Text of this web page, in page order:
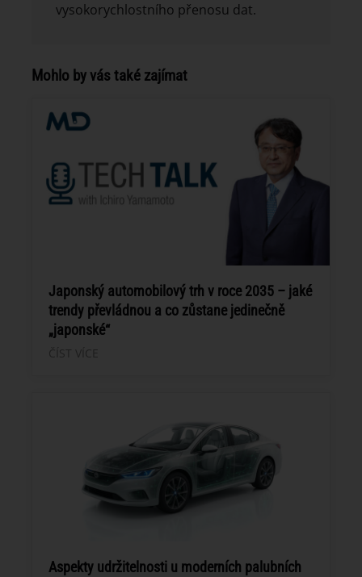
vysokorychlostního přenosu dat.
Mohlo by vás také zajímat
Japonský automobilový trh v roce 2035 – jaké
trendy převládnou a co zůstane jedinečně
„japonské“
Aspekty udržitelnosti u moderních palubních